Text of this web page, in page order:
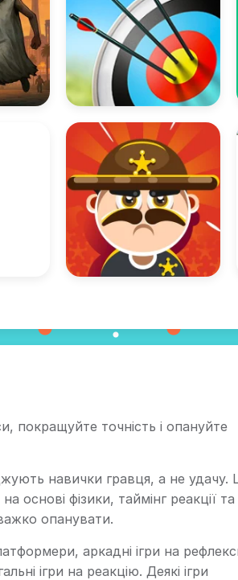
покращуйте точність і опануйте
навички гравця, а не удачу.
фізики, таймінг реакції та
опанувати.
аркадні ігри на
ігри на реакцію. Деякі ігри